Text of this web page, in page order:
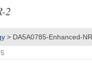
2
> DA5A0785-Enhanced-